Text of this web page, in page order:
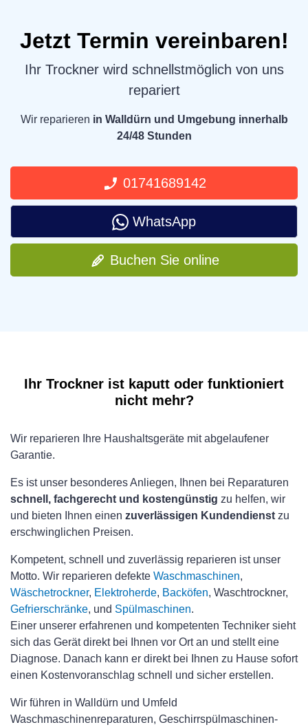
Jetzt Termin vereinbaren!
Ihr Trockner wird schnellstmöglich von uns
repariert
Wir reparieren in Walldürn und Umgebung innerhalb
24/48 Stunden
01741689142
WhatsApp
Buchen Sie online
Ihr Trockner ist kaputt oder funktioniert
nicht mehr?
Wir reparieren Ihre Haushaltsgeräte mit abgelaufener
Garantie.
Es ist unser besonderes Anliegen, Ihnen bei Reparaturen
schnell, fachgerecht und kostengünstig zu helfen, wir
und bieten Ihnen einen zuverlässigen Kundendienst zu
erschwinglichen Preisen.
Kompetent, schnell und zuverlässig reparieren ist unser
Motto. Wir reparieren defekte Waschmaschinen,
Wäschetrockner, Elektroherde, Backöfen, Waschtrockner,
Gefrierschränke, und Spülmaschinen.
Einer unserer erfahrenen und kompetenten Techniker sieht
sich das Gerät direkt bei Ihnen vor Ort an und stellt eine
Diagnose. Danach kann er direkt bei Ihnen zu Hause sofort
einen Kostenvoranschlag schnell und sicher erstellen.
Wir führen in Walldürn und Umfeld
Waschmaschinenreparaturen, Geschirrspülmaschinen-